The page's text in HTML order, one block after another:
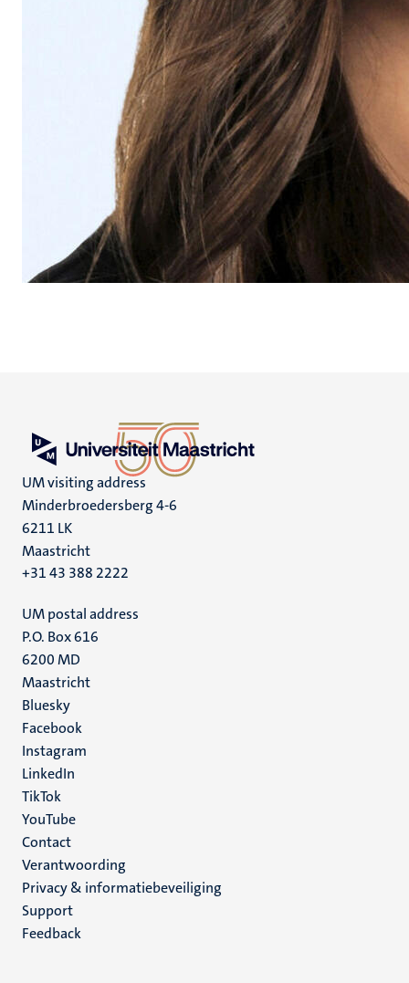
UM visiting address
Minderbroedersberg 4-6
6211 LK
Maastricht
+31 43 388 2222
UM postal address
P.O. Box 616
6200 MD
Maastricht
Social
media
Bluesky
Facebook
Instagram
LinkedIn
TikTok
YouTube
Menu
footer
(NL)
Contact
Verantwoording
Privacy & informatiebeveiliging
Support
Feedback